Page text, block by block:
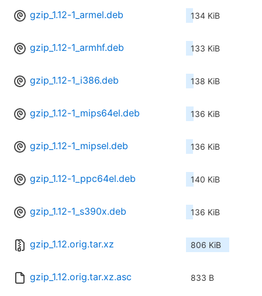
gzip_1.12-1_armel.deb 134 KiB
gzip_1.12-1_armhf.deb 133 KiB
gzip_1.12-1_i386.deb 138 KiB
gzip_1.12-1_mips64el.deb 136 KiB
gzip_1.12-1_mipsel.deb 136 KiB
gzip_1.12-1_ppc64el.deb 140 KiB
gzip_1.12-1_s390x.deb 136 KiB
gzip_1.12.orig.tar.xz 806 KiB
gzip_1.12.orig.tar.xz.asc 833 B